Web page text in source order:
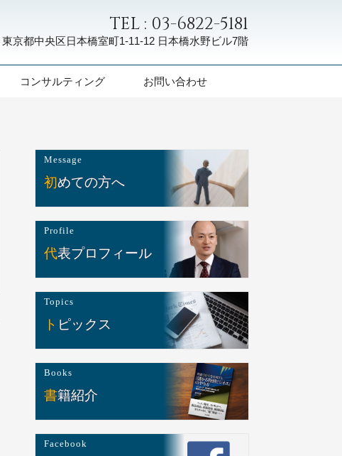
TEL : 03-6822-5181
東京都中央区日本橋室町1-11-12 日本橋水野ビル7階
コンサルティング お問い合わせ
Message
初めての方へ
Profile
代表プロフィール
Topics
トピックス
Books
書籍紹介
Facebook